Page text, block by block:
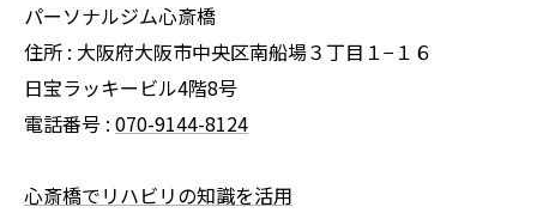
パーソナルジム心斎橋
住所 : 大阪府大阪市中央区南船場３丁目１−１６
日宝ラッキービル4階8号
電話番号 : 070-9144-8124
心斎橋でリハビリの知識を活用